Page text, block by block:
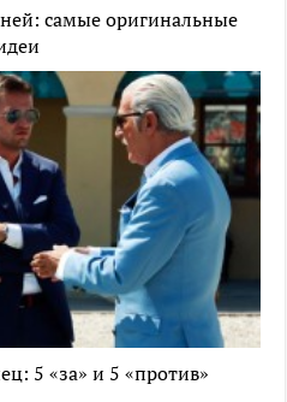
самые оригинальные
5 «за» и 5 «против»